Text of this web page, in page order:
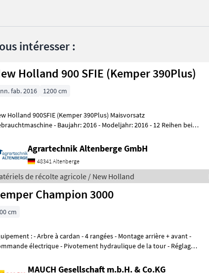
intéresser :
Holland 900 SFIE (Kemper 390Plus)
fab. 2016 1200 cm
Holland 900SFIE (Kemper 390Plus) Maisvorsatz
- Baujahr: 2016 - Modeljahr: 2016 - 12 Reihen bei
Agrartechnik Altenberge GmbH
48341 Altenberge
de récolte agricole / New Holland
Champion 3000
cm
Arbre à cardan - 4 rangées - Montage arrière + avant -
électrique - Pivotement hydraulique de la tour - Réglage
MAUCH Gesellschaft m.b.H. & Co.KG